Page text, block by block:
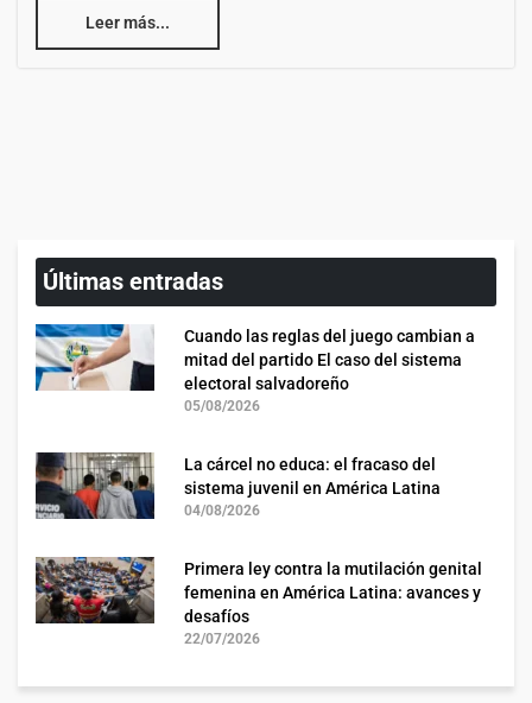
Leer más...
Últimas entradas
Cuando las reglas del juego cambian a
mitad del partido El caso del sistema
electoral salvadoreño
05/08/2026
La cárcel no educa: el fracaso del
sistema juvenil en América Latina
04/08/2026
Primera ley contra la mutilación genital
femenina en América Latina: avances y
desafíos
22/07/2026